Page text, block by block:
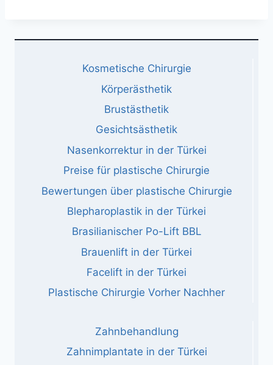
Kosmetische Chirurgie
Körperästhetik
Brustästhetik
Gesichtsästhetik
Nasenkorrektur in der Türkei
Preise für plastische Chirurgie
Bewertungen über plastische Chirurgie
Blepharoplastik in der Türkei
Brasilianischer Po-Lift BBL
Brauenlift in der Türkei
Facelift in der Türkei
Plastische Chirurgie Vorher Nachher
Zahnbehandlung
Zahnimplantate in der Türkei